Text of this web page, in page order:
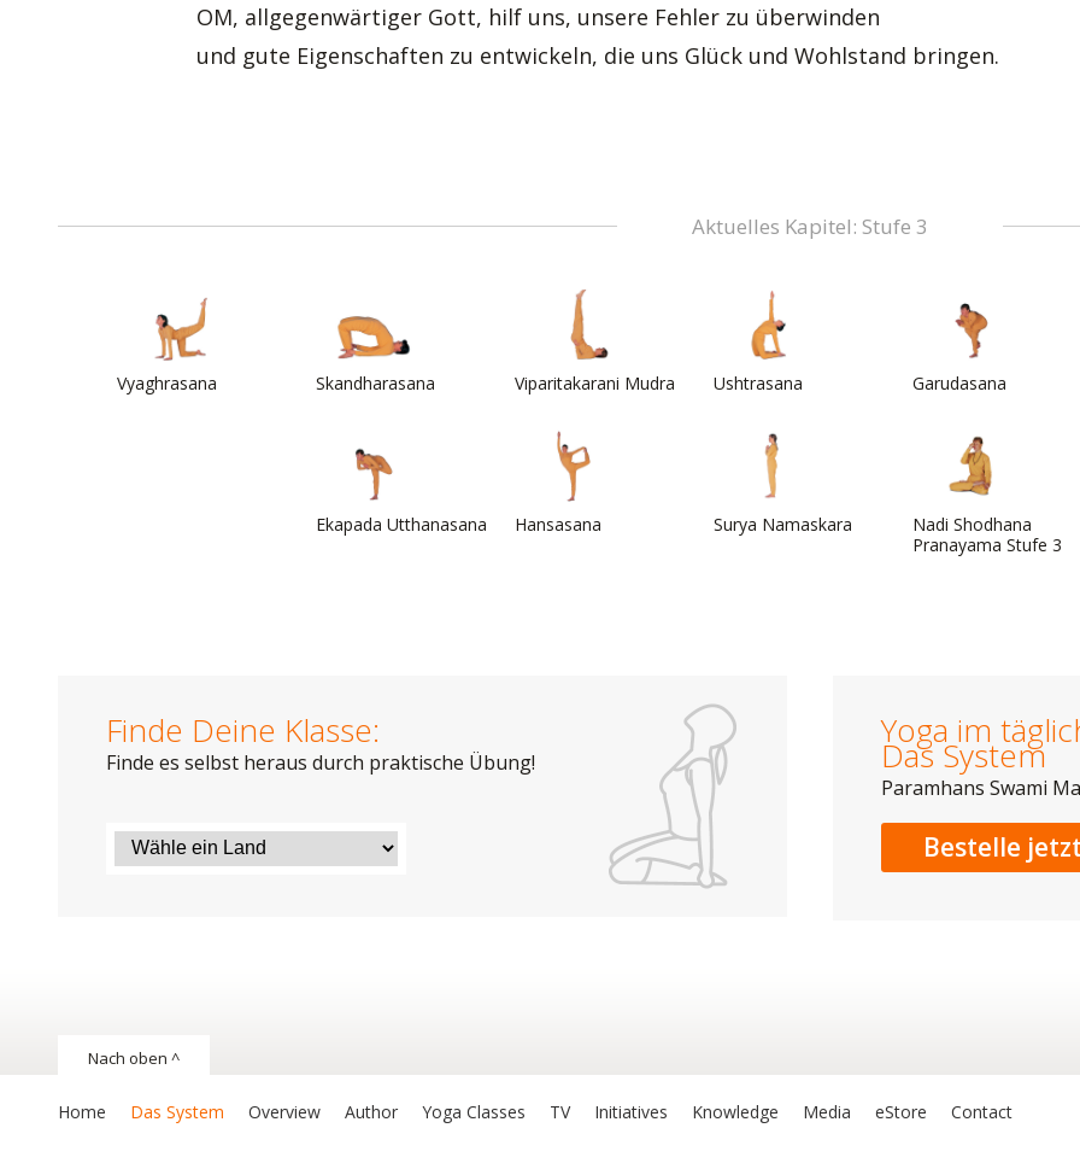
OM, allgegenwärtiger Gott, hilf uns, unsere Fehler zu überwinden
und gute Eigenschaften zu entwickeln, die uns Glück und Wohlstand bringen.
Aktuelles Kapitel: Stufe 3
Vyaghrasana Skandharasana Viparitakarani Mudra Ushtrasana Garudasana
Ekapada Utthanasana Hansasana Surya Namaskara
Nadi Shodhana
Pranayama Stufe 3
Finde Deine Klasse:
Finde es selbst heraus durch praktische Übung!
Yoga im
Das System
Paramhans Swami
Bestelle
Nach oben ^
Home Das System Overview Author Yoga Classes TV Initiatives Knowledge Media eStore Contact